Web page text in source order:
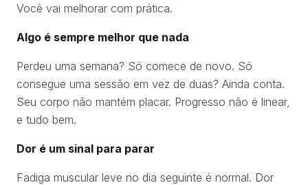
Você vai melhorar com prática.
Algo é sempre melhor que nada
Perdeu uma semana? Só comece de novo. Só
consegue uma sessão em vez de duas? Ainda conta.
Seu corpo não mantém placar. Progresso não é linear,
e tudo bem.
Dor é um sinal para parar
Fadiga muscular leve no dia seguinte é normal. Dor